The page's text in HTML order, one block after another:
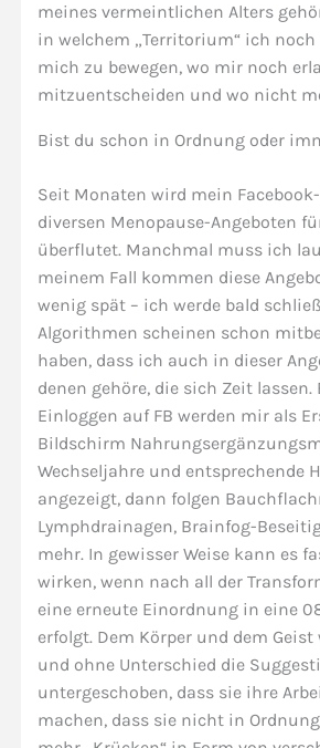
meines vermeintlichen Alters
in welchem „Territorium“ ich noch
mich zu bewegen, wo mir noch
mitzuentscheiden und wo nicht
Bist du schon in Ordnung oder
Seit Monaten wird mein
diversen Menopause-Angeboten
überflutet. Manchmal muss ich
meinem Fall kommen diese
wenig spät – ich werde bald
Algorithmen scheinen schon
haben, dass ich auch in dieser
denen gehöre, die sich Zeit lassen.
Einloggen auf FB werden mir als
Bildschirm
Wechseljahre und entsprechende
angezeigt, dann folgen
Lymphdrainagen, Brainfog-
mehr. In gewisser Weise kann es
wirken, wenn nach all der
eine erneute Einordnung in eine
erfolgt. Dem Körper und dem
und ohne Unterschied die
untergeschoben, dass sie ihre
machen, dass sie nicht in